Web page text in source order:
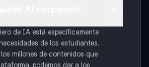
de IA está específicamente
de los estudiantes.
millones de contenidos que
podemos dar a los